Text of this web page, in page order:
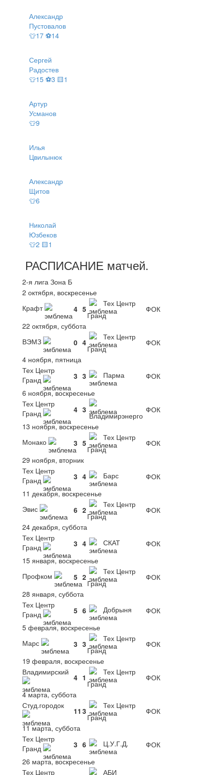
Александр
Пустовалов
👕17 ⚽14
Сергей
Радостев
👕15 ⚽3 🟨1
Артур
Усманов
👕9
Илья
Цвилынюк
Александр
Щитов
👕6
Николай
Юзбеков
👕2 🟨1
РАСПИСАНИЕ матчей.
2-я лига Зона Б
2 октября, воскресенье
Крафт
4 5
Тех Центр
Гранд
ФОК
22 октября, суббота
ВЭМЗ
0 4
Тех Центр
Гранд
ФОК
4 ноября, пятница
Тех Центр
Гранд
3 3 Парма
ФОК
6 ноября, воскресенье
Тех Центр
Гранд
4 3
Владимирэнерго
ФОК
13 ноября, воскресенье
Монако
3 5
Тех Центр
Гранд
ФОК
29 ноября, вторник
Тех Центр
Гранд
3 4 Барс
ФОК
11 декабря, воскресенье
Эвис
6 2
Тех Центр
Гранд
ФОК
24 декабря, суббота
Тех Центр
Гранд
3 4 СКАТ
ФОК
15 января, воскресенье
Профком
5 2
Тех Центр
Гранд
ФОК
28 января, суббота
Тех Центр
Гранд
5 6 Добрыня
ФОК
5 февраля, воскресенье
Марс
3 3
Тех Центр
Гранд
ФОК
19 февраля, воскресенье
Владимирский
4 1
Тех Центр
Гранд
ФОК
4 марта, суббота
Студ.городок
11 3
Тех Центр
Гранд
ФОК
11 марта, суббота
Тех Центр
Гранд
3 6 Ц.У.Г.Д.
ФОК
26 марта, воскресенье
Тех Центр
АБИ